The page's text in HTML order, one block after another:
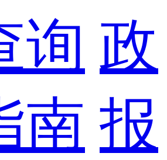
询 政
南 报